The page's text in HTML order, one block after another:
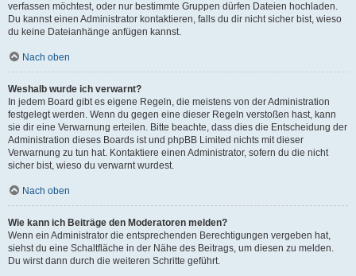
verfassen möchtest, oder nur bestimmte Gruppen dürfen Dateien hochladen.
Du kannst einen Administrator kontaktieren, falls du dir nicht sicher bist, wieso
du keine Dateianhänge anfügen kannst.
Nach oben
Weshalb wurde ich verwarnt?
In jedem Board gibt es eigene Regeln, die meistens von der Administration
festgelegt werden. Wenn du gegen eine dieser Regeln verstoßen hast, kann
sie dir eine Verwarnung erteilen. Bitte beachte, dass dies die Entscheidung der
Administration dieses Boards ist und phpBB Limited nichts mit dieser
Verwarnung zu tun hat. Kontaktiere einen Administrator, sofern du die nicht
sicher bist, wieso du verwarnt wurdest.
Nach oben
Wie kann ich Beiträge den Moderatoren melden?
Wenn ein Administrator die entsprechenden Berechtigungen vergeben hat,
siehst du eine Schaltfläche in der Nähe des Beitrags, um diesen zu melden.
Du wirst dann durch die weiteren Schritte geführt.